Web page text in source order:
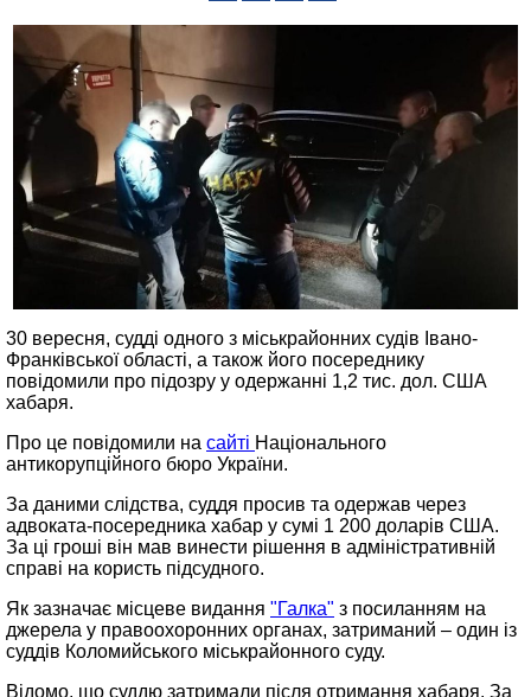
30 вересня, судді одного з міськрайонних судів Івано-
Франківської області, а також його посереднику
повідомили про підозру у одержанні 1,2 тис. дол. США
хабаря.
Про це повідомили на сайті Національного
антикорупційного бюро України.
За даними слідства, суддя просив та одержав через
адвоката-посередника хабар у сумі 1 200 доларів США.
За ці гроші він мав винести рішення в адміністративній
справі на користь підсудного.
Як зазначає місцеве видання "Галка" з посиланням на
джерела у правоохоронних органах, затриманий – один із
суддів Коломийського міськрайонного суду.
Відомо, що суддю затримали після отримання хабаря. За